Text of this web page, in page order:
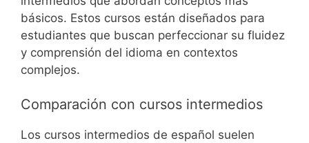
básicos. Estos cursos están diseñados para
estudiantes que buscan perfeccionar su fluidez
y comprensión del idioma en contextos
complejos.
Comparación con cursos intermedios
Los cursos intermedios de español suelen